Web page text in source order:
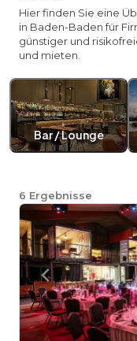
Hier finden Sie eine
in Baden-Baden für
günstiger und
und mieten.
Bar / Lounge
6 Ergebnisse